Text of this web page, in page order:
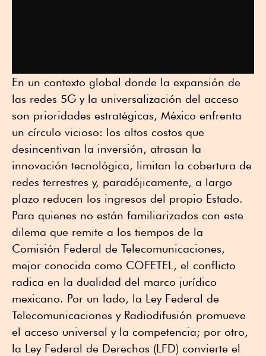
En un contexto global donde la expansión de
las redes 5G y la universalización del acceso
son prioridades estratégicas, México enfrenta
un círculo vicioso: los altos costos que
desincentivan la inversión, atrasan la
innovación tecnológica, limitan la cobertura de
redes terrestres y, paradójicamente, a largo
plazo reducen los ingresos del propio Estado.
Para quienes no están familiarizados con este
dilema que remite a los tiempos de la
Comisión Federal de Telecomunicaciones,
mejor conocida como COFETEL, el conflicto
radica en la dualidad del marco jurídico
mexicano. Por un lado, la Ley Federal de
Telecomunicaciones y Radiodifusión promueve
el acceso universal y la competencia; por otro,
la Ley Federal de Derechos (LFD) convierte el